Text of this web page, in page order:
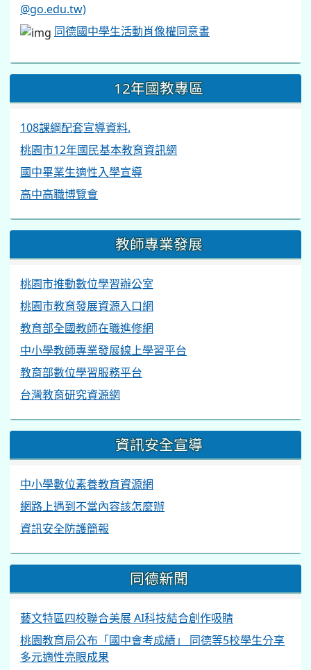
@go.edu.tw)
同德國中學生活動肖像權同意書
12年國教專區
108課綱配套宣導資料.
桃園市12年國民基本教育資訊網
國中畢業生適性入學宣導
高中高職博覽會
教師專業發展
桃園市推動數位學習辦公室
桃園市教育發展資源入口網
教育部全國教師在職進修網
中小學教師專業發展線上學習平台
教育部數位學習服務平台
台灣教育研究資源網
資訊安全宣導
中小學數位素養教育資源網
網路上遇到不當內容該怎麼辦
資訊安全防護簡報
同德新聞
藝文特區四校聯合美展 AI科技結合創作吸睛
桃園教育局公布「國中會考成績」 同德等5校學生分享
多元適性亮眼成果